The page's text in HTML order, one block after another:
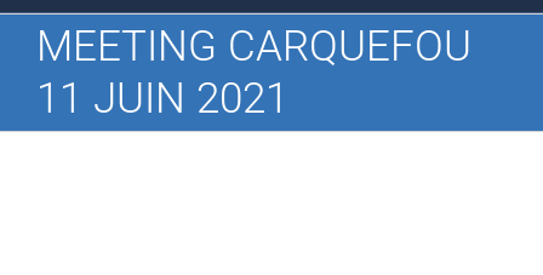
MEETING CARQUEFOU
11 JUIN 2021